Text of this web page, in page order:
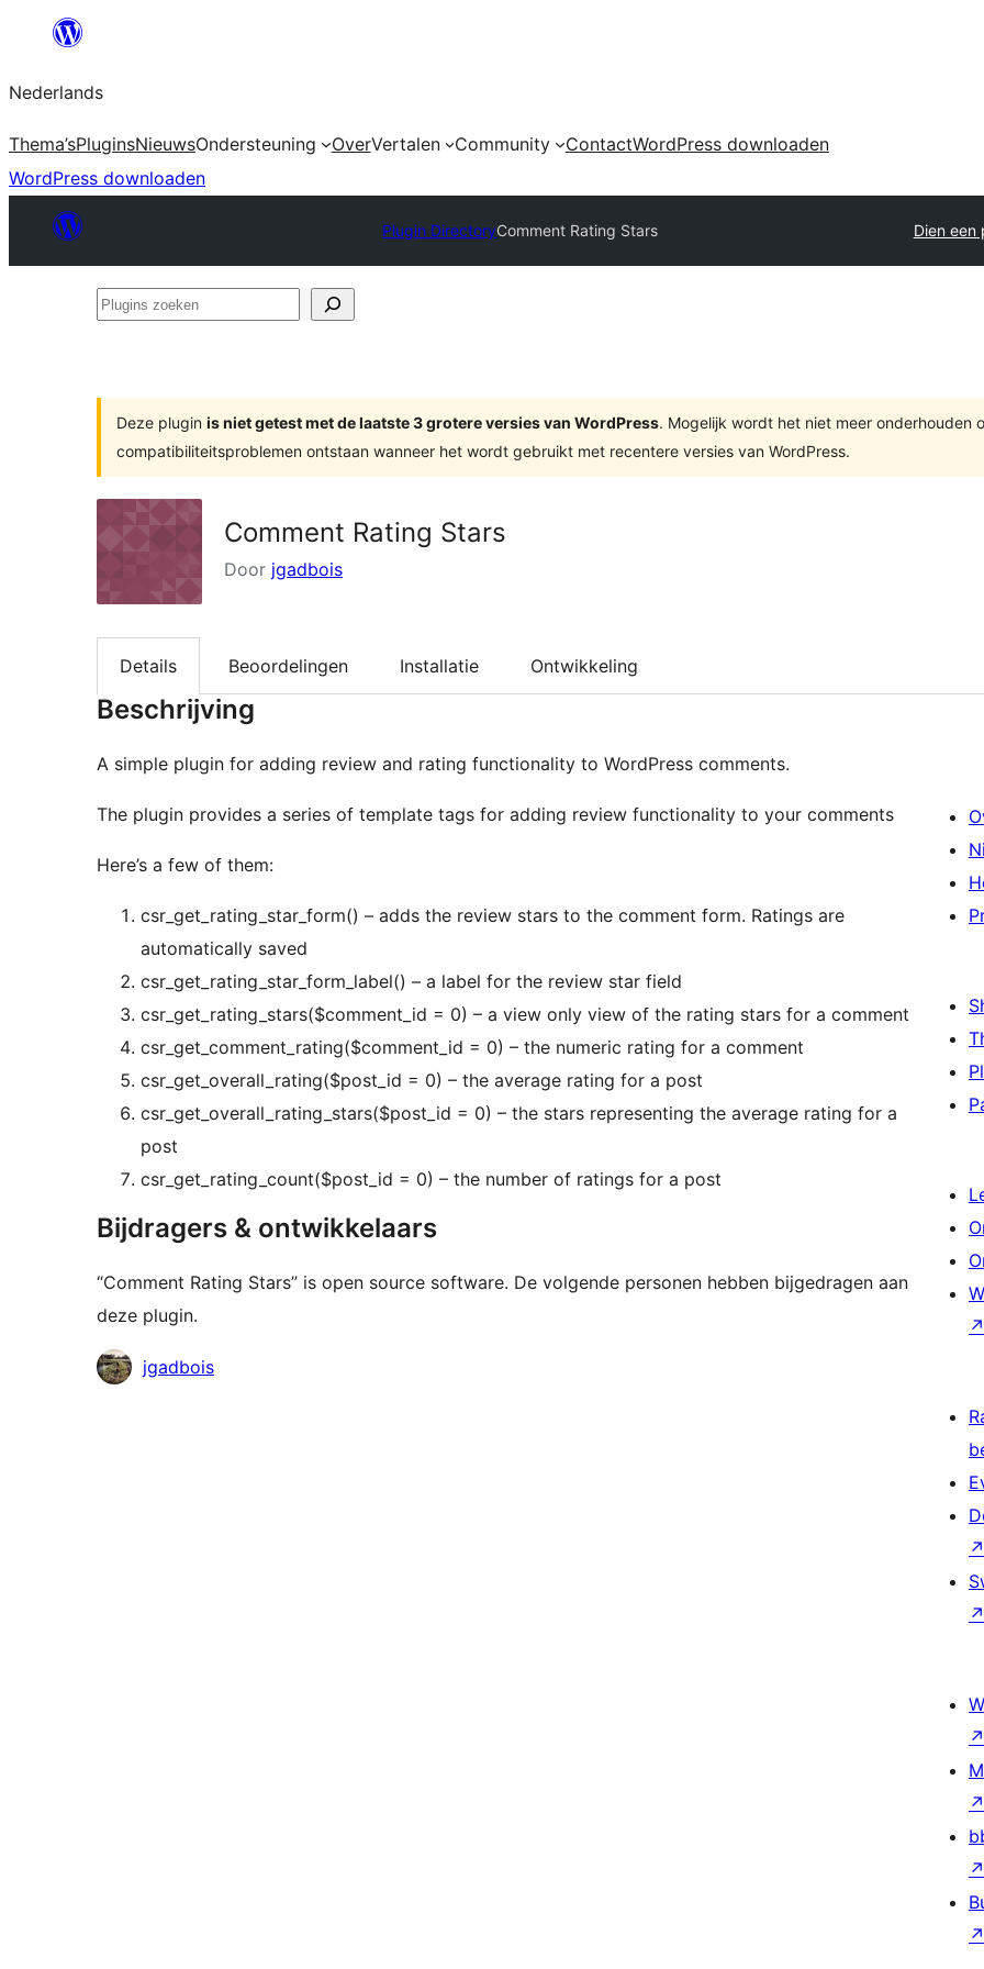
de
inhoud
Nederlands
Thema’sPluginsNieuwsOndersteuning OverVertalen Community ContactWordPress downloaden
WordPress downloaden
Plugin DirectoryComment Rating Stars Dien een
Plugins
Deze plugin is niet getest met de laatste 3 grotere versies van WordPress. Mogelijk wordt het niet meer onderhouden
compatibiliteitsproblemen ontstaan wanneer het wordt gebruikt met recentere versies van WordPress.
Comment Rating Stars
Door jgadbois
Details Beoordelingen Installatie Ontwikkeling
Beschrijving
A simple plugin for adding review and rating functionality to WordPress comments.
The plugin provides a series of template tags for adding review functionality to your comments
Here’s a few of them:
csr_get_rating_star_form() – adds the review stars to the comment form. Ratings are
automatically saved
csr_get_rating_star_form_label() – a label for the review star field
csr_get_rating_stars($comment_id = 0) – a view only view of the rating stars for a comment
csr_get_comment_rating($comment_id = 0) – the numeric rating for a comment
csr_get_overall_rating($post_id = 0) – the average rating for a post
csr_get_overall_rating_stars($post_id = 0) – the stars representing the average rating for a
post
csr_get_rating_count($post_id = 0) – the number of ratings for a post
Bijdragers & ontwikkelaars
“Comment Rating Stars” is open source software. De volgende personen hebben bijgedragen aan
deze plugin.
Bijdragersjgadbois
↗
↗
↗
↗
↗
↗
↗